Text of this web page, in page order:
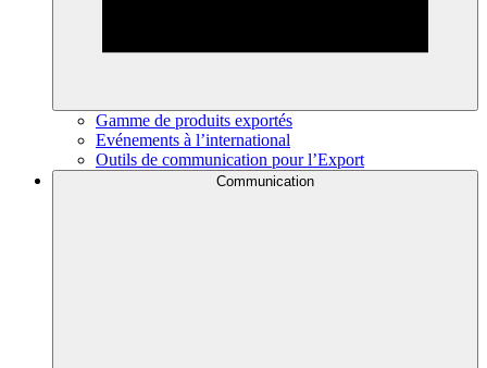
Gamme de produits exportés
Evénements à l’international
Outils de communication pour l’Export
Communication